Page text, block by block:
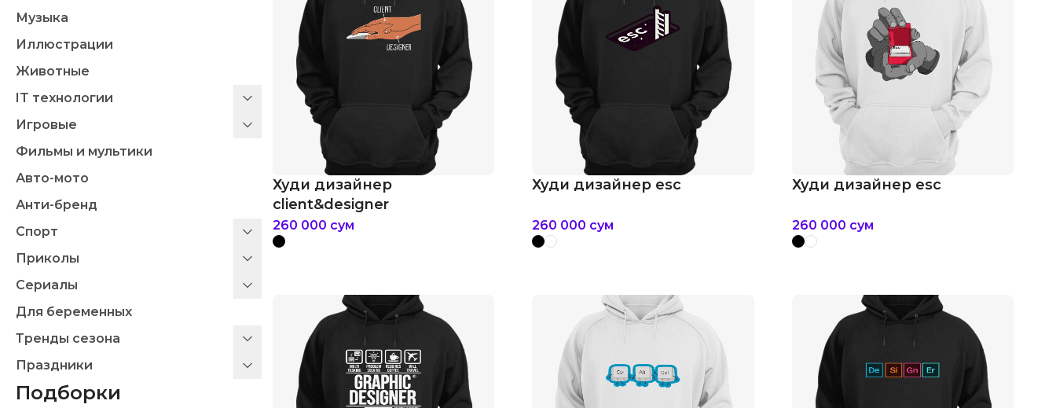
Музыка
Иллюстрации
Животные
IT технологии
Игровые
Фильмы и мультики
Авто-мото
Анти-бренд
Спорт
Приколы
Сериалы
Для беременных
Тренды сезона
Праздники
Подборки
Худи дизайнер
client&designer
260 000 сум
Худи дизайнер esc
260 000 сум
Худи дизайнер esc
260 000 сум